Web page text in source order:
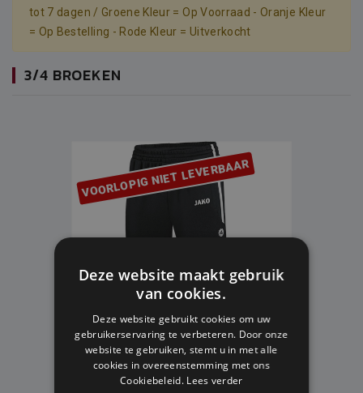
tot 7 dagen / Groene Kleur = Op Voorraad - Oranje Kleur
= Op Bestelling - Rode Kleur = Uitverkocht
3/4 BROEKEN
VOORLOPIG NIET LEVERBAAR
JAKO 3/4 TRAININGSSHORT KIDS
Deze website maakt gebruik
van cookies.
Deze website gebruikt cookies om uw
gebruikerservaring te verbeteren. Door onze
website te gebruiken, stemt u in met alle
cookies in overeenstemming met ons
Cookiebeleid. Lees verder